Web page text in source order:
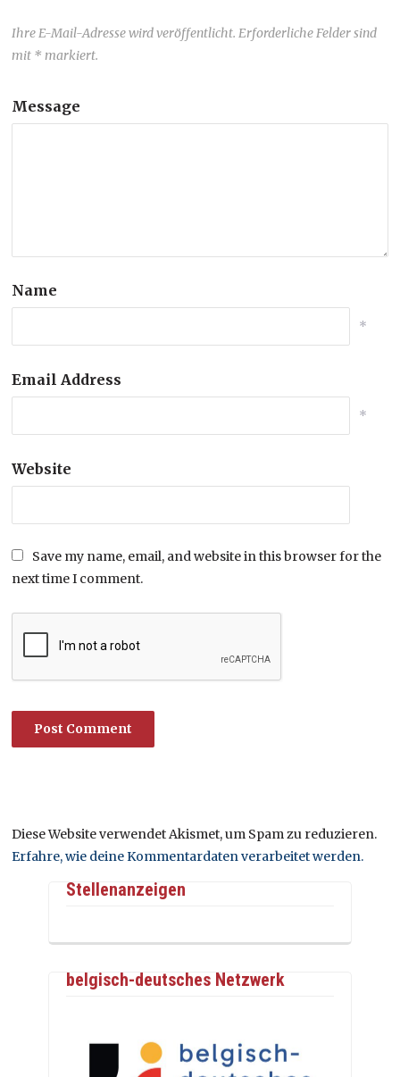
Ihre E-Mail-Adresse wird veröffentlicht. Erforderliche Felder sind
mit * markiert.
Message
Name
*
Email Address
*
Website
Save my name, email, and website in this browser for the
next time I comment.
Diese Website verwendet Akismet, um Spam zu reduzieren.
Erfahre, wie deine Kommentardaten verarbeitet werden.
Stellenanzeigen
belgisch-deutsches Netzwerk